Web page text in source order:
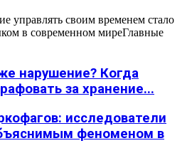
управлять своим временем стало
в современном миреГлавные
нарушение? Когда
за хранение...
исследователи
феноменом в